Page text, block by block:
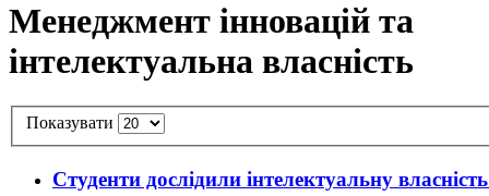
Менеджмент інновацій та
інтелектуальна власність
Показувати
Студенти дослідили інтелектуальну власність